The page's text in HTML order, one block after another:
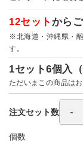
12セット から
※北海道・沖縄県・
す。
1セット6個入（
ただいまこの商品は
注文セット数
個数